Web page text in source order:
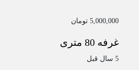
5,000,000 تومان
غرفه 80 متری
5 سال قبل